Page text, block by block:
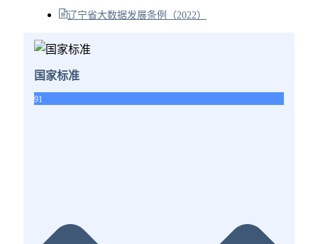
辽宁省大数据发展条例（2022）
国家标准
91